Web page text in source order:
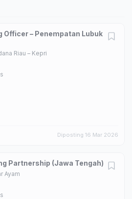
Officer – Penempatan Lubuk
Riau – Kepri
Diposting 16 Mar 2026
Partnership (Jawa Tengah)
Ayam